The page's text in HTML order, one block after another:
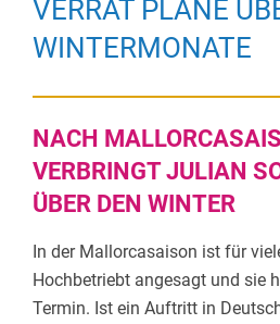
ERRÄT PLÄNE
INTERMONATE
NACH
VERBRINGT JULIAN
ÜBER DEN WINTER
In der Mallorcasaison ist für
Hochbetriebt angesagt und sie
Termin. Ist ein Auftritt in